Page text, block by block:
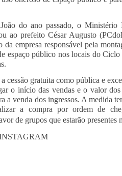
do ano passado, o
ao prefeito César Augusto
empresa responsável pela
espaço público nos locais do
gratuita como pública e
o início das vendas e o valor
venda dos ingressos. A medida
a compra por ordem de
de grupos que estarão presentes